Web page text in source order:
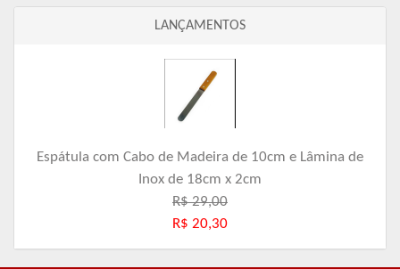
LANÇAMENTOS
Espátula com Cabo de Madeira de 10cm e Lâmina de
Inox de 18cm x 2cm
R$ 29,00
R$ 20,30